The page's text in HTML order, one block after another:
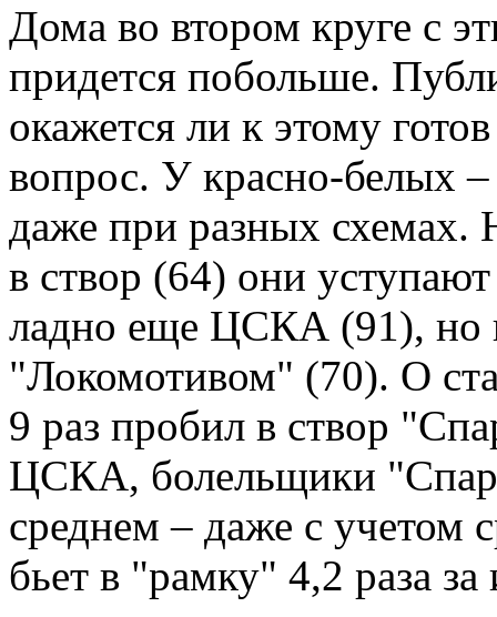
Дома во втором круге с
придется побольше.
окажется ли к этому
вопрос. У красно-белых
даже при разных схемах.
в створ (64) они
ладно еще ЦСКА (91), но
"Локомотивом" (70). О
9 раз пробил в створ
ЦСКА, болельщики
среднем – даже с учетом
бьет в "рамку" 4,2 раза за